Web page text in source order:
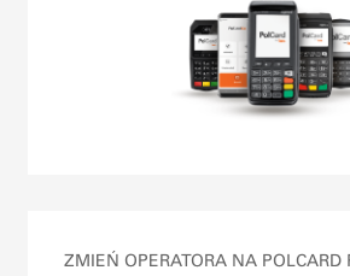
ZMIEŃ OPERATORA NA POLCARD